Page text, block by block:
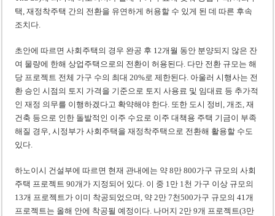
택, 재정착주택 간의 전환을 유연하게 허용할 수 있게 된 데 따른 후속
조치다.
초안에 따르면 사회주택의 경우 완공 후 12개월 동안 분양되지 않은 잔
여 물량에 한해 상업주택으로의 전환이 허용된다. 다만 전환 규모는 해
당 프로젝트 전체 가구 수의 최대 20%로 제한된다. 아울러 시행사는 전
환 승인 시점의 토지 가격을 기준으로 토지 사용료 및 임대료 등 추가적
인 재정 의무를 이행하겠다고 확약해야 한다. 또한 도시 정비, 개조, 재
건축 등으로 인한 돌발적인 이주 수요로 이주 대책용 주택 기금이 부족
해질 경우, 시정부가 사회주택을 재정착주택으로 전환해 활용할 수도
있다.
하노이시 건설부에 따르면 현재 관내에는 약 8만 800가구 규모의 사회
주택 프로젝트 90개가 지정되어 있다. 이 중 1만 1천 가구 이상 규모의
13개 프로젝트가 이미 착공되었으며, 약 2만 7천500가구 규모의 41개
프로젝트는 올해 안에 착공될 예정이다. 나머지 2만 9개 프로젝트(3만